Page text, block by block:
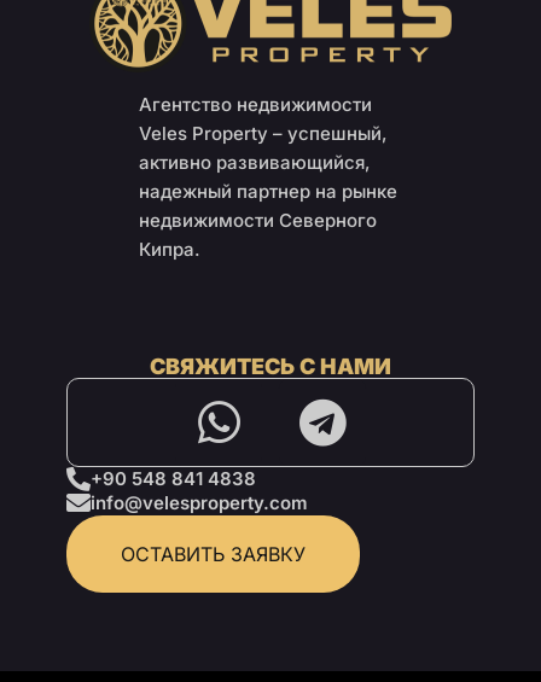
Агентство недвижимости
Veles Property – успешный,
активно развивающийся,
надежный партнер на рынке
недвижимости Северного
Кипра.
СВЯЖИТЕСЬ С НАМИ
+90 548 841 4838
info@velesproperty.com
ОСТАВИТЬ ЗАЯВКУ